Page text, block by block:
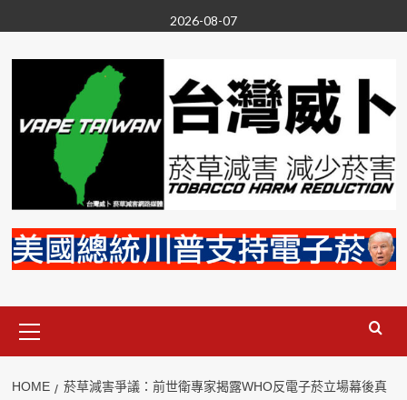
to
content
2026-08-07
Menu
HOME
菸草減害爭議：前世衛專家揭露WHO反電子菸立場幕後真